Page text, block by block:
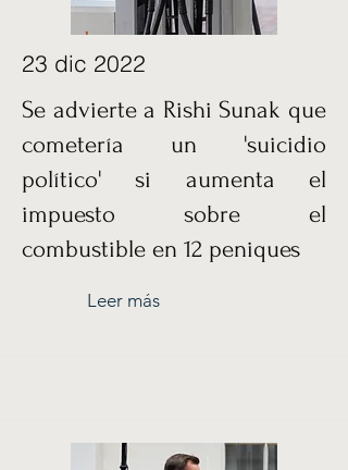
23 dic 2022
Se advierte a Rishi Sunak que
cometería un 'suicidio
político' si aumenta el
impuesto sobre el
combustible en 12 peniques
Leer más